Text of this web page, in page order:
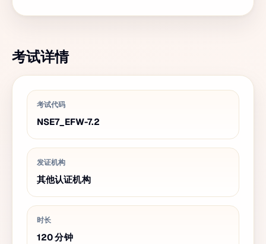
考试详情
考试代码
NSE7_EFW-7.2
发证机构
其他认证机构
时长
120分钟